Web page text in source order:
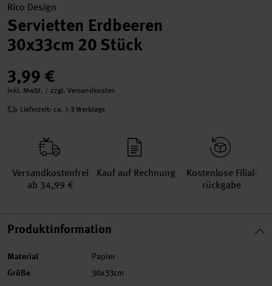
Rico Design
Servietten Erdbeeren
30x33cm 20 Stück
3,99 €
inkl. MwSt. / zzgl. Versandkosten
Lieferzeit: ca. 1-3 Werktage
Versand­kosten­frei
ab 34,99 €
Kauf auf Rechnung
Kosten­lose Filial­
rückgabe
Produktinformation
Material Papier
Größe 30x33cm